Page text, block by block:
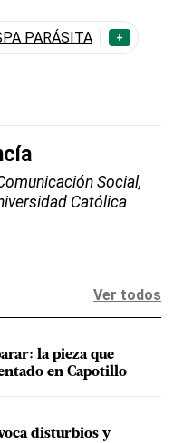
PARÁSITA +
Social,
Católica
Ver todos
la pieza que
en Capotillo
disturbios y